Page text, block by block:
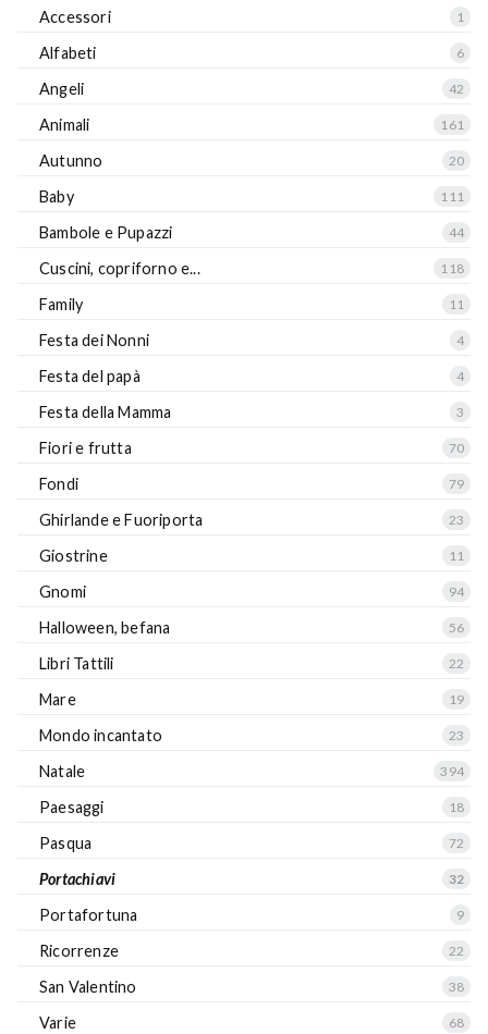
Accessori 1
Alfabeti 6
Angeli 42
Animali 161
Autunno 20
Baby 111
Bambole e Pupazzi 44
Cuscini, copriforno e... 118
Family 11
Festa dei Nonni 4
Festa del papà 4
Festa della Mamma 3
Fiori e frutta 70
Fondi 79
Ghirlande e Fuoriporta 23
Giostrine 11
Gnomi 94
Halloween, befana 56
Libri Tattili 22
Mare 19
Mondo incantato 23
Natale 394
Paesaggi 18
Pasqua 72
Portachiavi 32
Portafortuna 9
Ricorrenze 22
San Valentino 38
Varie 68